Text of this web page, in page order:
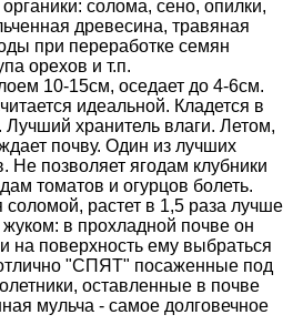
солома, сено, опилки,
древесина, травяная
при переработке семян
орехов и т.п.
10-15см, оседает до 4-6см.
идеальной. Кладется в
хранитель влаги. Летом,
почву. Один из лучших
Не позволяет ягодам клубники
томатов и огурцов болеть.
соломой, растет в 1,5 раза лучше
в прохладной почве он
на поверхность ему выбраться
"СПЯТ" посаженные под
оставленные в почве
мульча - самое долговечное